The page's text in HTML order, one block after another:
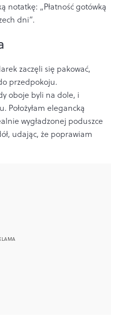
notatkę: „Płatność gotówką
dni”.
zaczęli się pakować,
przedpokoju.
oboje byli na dole, i
Położyłam elegancką
wygładzonej poduszce
udając, że poprawiam